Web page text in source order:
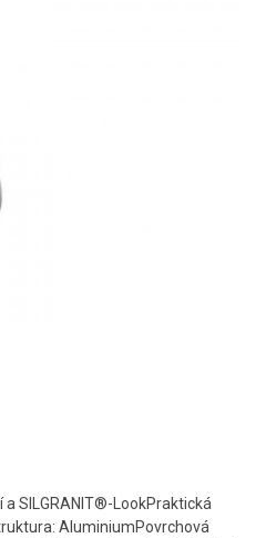
SILGRANIT®-LookPraktická
AluminiumPovrchová